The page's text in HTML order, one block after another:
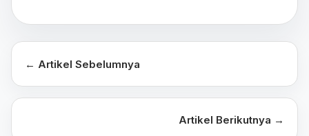
← Artikel Sebelumnya
Artikel Berikutnya →